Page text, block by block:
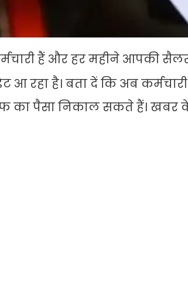
हैं और हर महीने आपकी
रहा है। बता दें कि अब कर्मचारी
का पैसा निकाल सकते हैं। खबर